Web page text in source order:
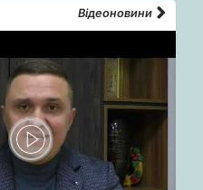
Відеоновини